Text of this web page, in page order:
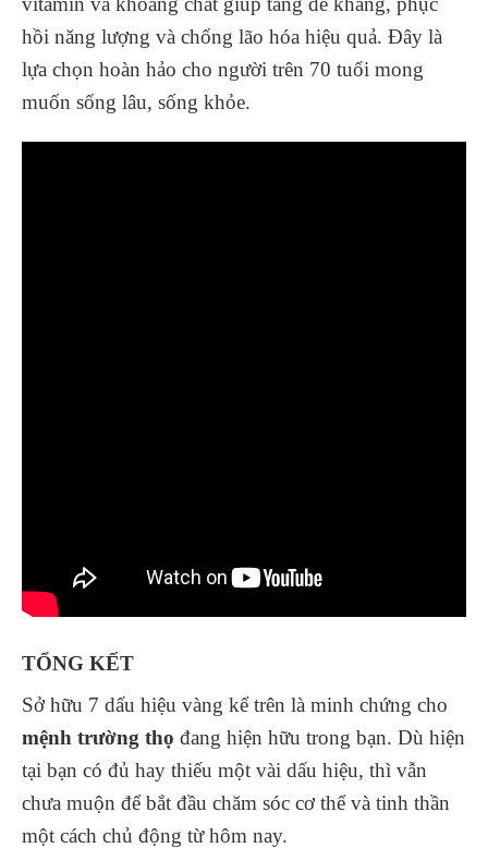
hồi năng lượng và chống lão hóa hiệu quả. Đây là
lựa chọn hoàn hảo cho người trên 70 tuổi mong
muốn sống lâu, sống khỏe.
TỔNG KẾT
Sở hữu 7 dấu hiệu vàng kể trên là minh chứng cho
mệnh trường thọ đang hiện hữu trong bạn. Dù hiện
tại bạn có đủ hay thiếu một vài dấu hiệu, thì vẫn
chưa muộn để bắt đầu chăm sóc cơ thể và tinh thần
một cách chủ động từ hôm nay.